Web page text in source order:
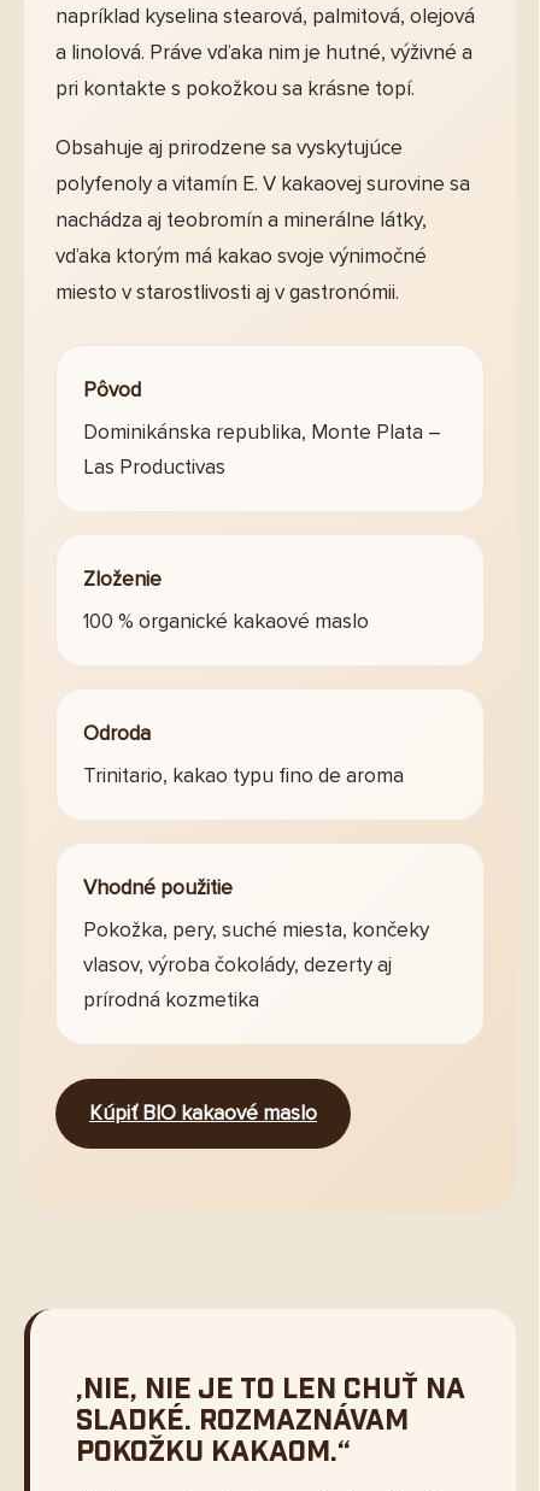
napríklad kyselina stearová, palmitová, olejová
a linolová. Práve vďaka nim je hutné, výživné a
pri kontakte s pokožkou sa krásne topí.
Obsahuje aj prirodzene sa vyskytujúce
polyfenoly a vitamín E. V kakaovej surovine sa
nachádza aj teobromín a minerálne látky,
vďaka ktorým má kakao svoje výnimočné
miesto v starostlivosti aj v gastronómii.
Pôvod
Dominikánska republika, Monte Plata –
Las Productivas
Zloženie
100 % organické kakaové maslo
Odroda
Trinitario, kakao typu fino de aroma
Vhodné použitie
Pokožka, pery, suché miesta, končeky
vlasov, výroba čokolády, dezerty aj
prírodná kozmetika
Kúpiť BIO kakaové maslo
„Nie, nie je to len chuť na
sladké. Rozmaznávam
pokožku kakaom.“